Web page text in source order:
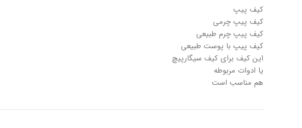
کیف پیپ
کیف پیپ چرمی
کیف پیپ چرم طبیعی
کیف پیپ با پوست طبیعی
این کیف برای کیف سیگارپیچ
یا ادوات مربوطه
هم مناسب است